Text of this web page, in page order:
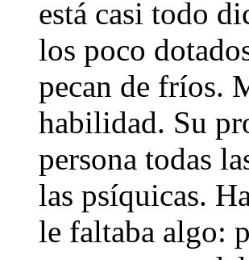
está casi todo
los poco
pecan de fríos.
habilidad. Su
persona todas
las psíquicas.
le faltaba algo: